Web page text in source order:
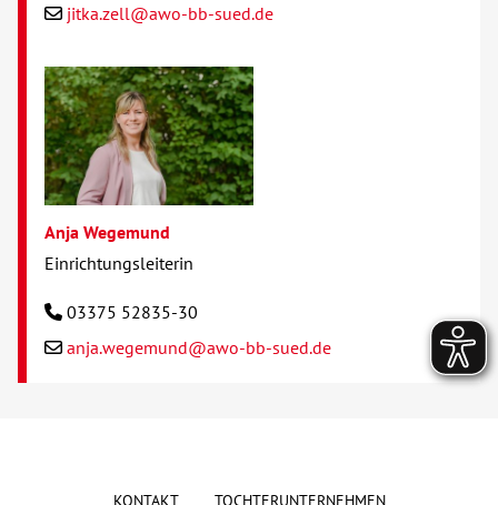
jitka.zell@awo-bb-sued.de
Anja Wegemund
Einrichtungsleiterin
03375 52835-30
anja.wegemund@awo-bb-sued.de
KONTAKT TOCHTERUNTERNEHMEN